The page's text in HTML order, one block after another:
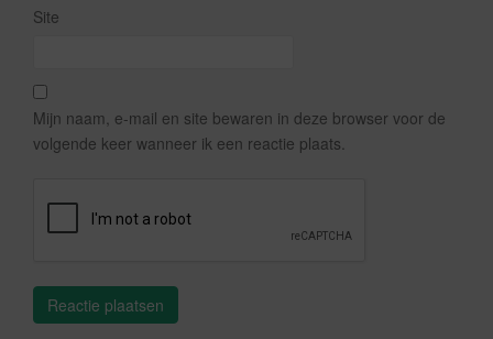
Site
Mijn naam, e-mail en site bewaren in deze browser voor de
volgende keer wanneer ik een reactie plaats.